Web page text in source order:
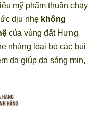
mỹ phẩm thuần chay
dịu nhẹ không
của vùng đất Hưng
nhàng loại bỏ các bụi
da giúp da sáng mịn,